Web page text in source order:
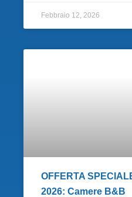
Febbraio 12, 2026
OFFERTA
2026: Camere B&B